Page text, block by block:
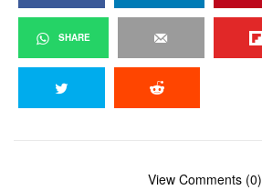
SHARE
View Comments (0)